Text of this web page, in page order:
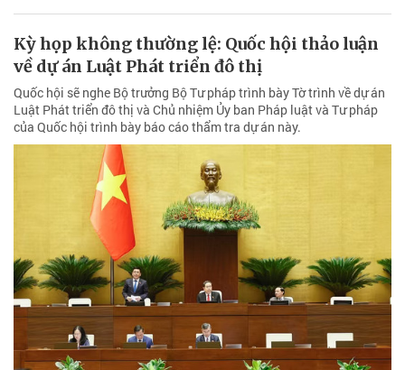
Kỳ họp không thường lệ: Quốc hội thảo luận
về dự án Luật Phát triển đô thị
Quốc hội sẽ nghe Bộ trưởng Bộ Tư pháp trình bày Tờ trình về dự án
Luật Phát triển đô thị và Chủ nhiệm Ủy ban Pháp luật và Tư pháp
của Quốc hội trình bày báo cáo thẩm tra dự án này.